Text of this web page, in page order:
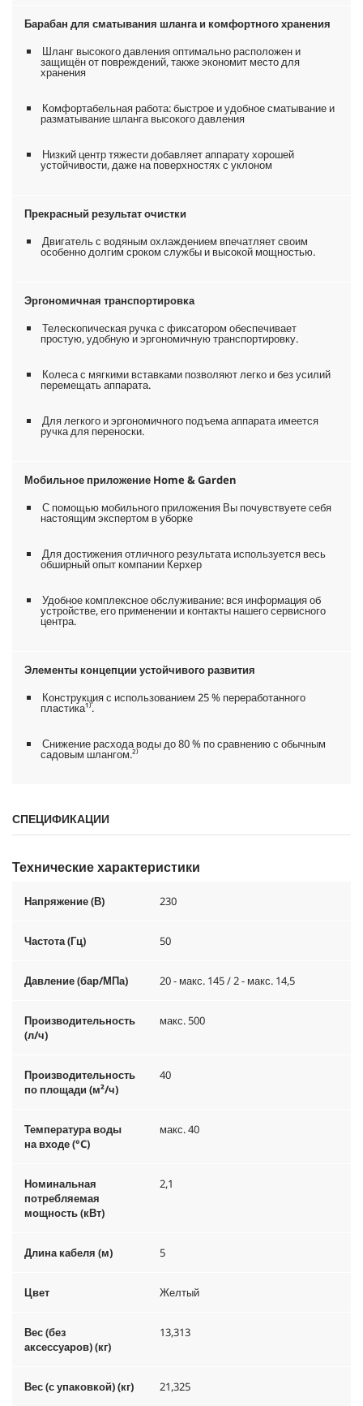
Барабан для сматывания шланга и комфортного хранения
Шланг высокого давления оптимально расположен и
защищён от повреждений, также экономит место для
хранения
Комфортабельная работа: быстрое и удобное сматывание и
разматывание шланга высокого давления
Низкий центр тяжести добавляет аппарату хорошей
устойчивости, даже на поверхностях с уклоном
Прекрасный результат очистки
Двигатель с водяным охлаждением впечатляет своим
особенно долгим сроком службы и высокой мощностью.
Эргономичная транспортировка
Телескопическая ручка с фиксатором обеспечивает
простую, удобную и эргономичную транспортировку.
Колеса с мягкими вставками позволяют легко и без усилий
перемещать аппарата.
Для легкого и эргономичного подъема аппарата имеется
ручка для переноски.
Мобильное приложение Home & Garden
С помощью мобильного приложения Вы почувствуете себя
настоящим экспертом в уборке
Для достижения отличного результата используется весь
обширный опыт компании Керхер
Удобное комплексное обслуживание: вся информация об
устройстве, его применении и контакты нашего сервисного
центра.
Элементы концепции устойчивого развития
Конструкция с использованием 25 % переработанного
пластика¹⁾.
Снижение расхода воды до 80 % по сравнению с обычным
садовым шлангом.²⁾
СПЕЦИФИКАЦИИ
Технические характеристики
Напряжение (В) 230
Частота (Гц) 50
Давление (бар/МПа) 20 - макс. 145 / 2 - макс. 14,5
Производительность
(л/ч)
макс. 500
Производительность
по площади (м²/ч)
40
Температура воды
на входе (°C)
макс. 40
Номинальная
потребляемая
мощность (кВт)
2,1
Длина кабеля (м) 5
Цвет Желтый
Вес (без
аксессуаров) (кг)
13,313
Вес (с упаковкой) (кг) 21,325